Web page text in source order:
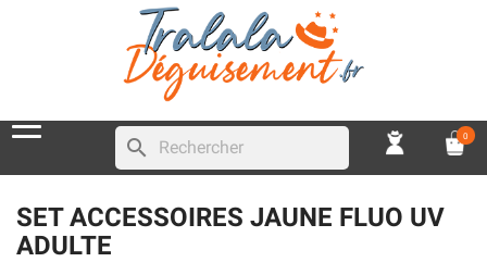
search 0
SET ACCESSOIRES JAUNE FLUO UV
ADULTE